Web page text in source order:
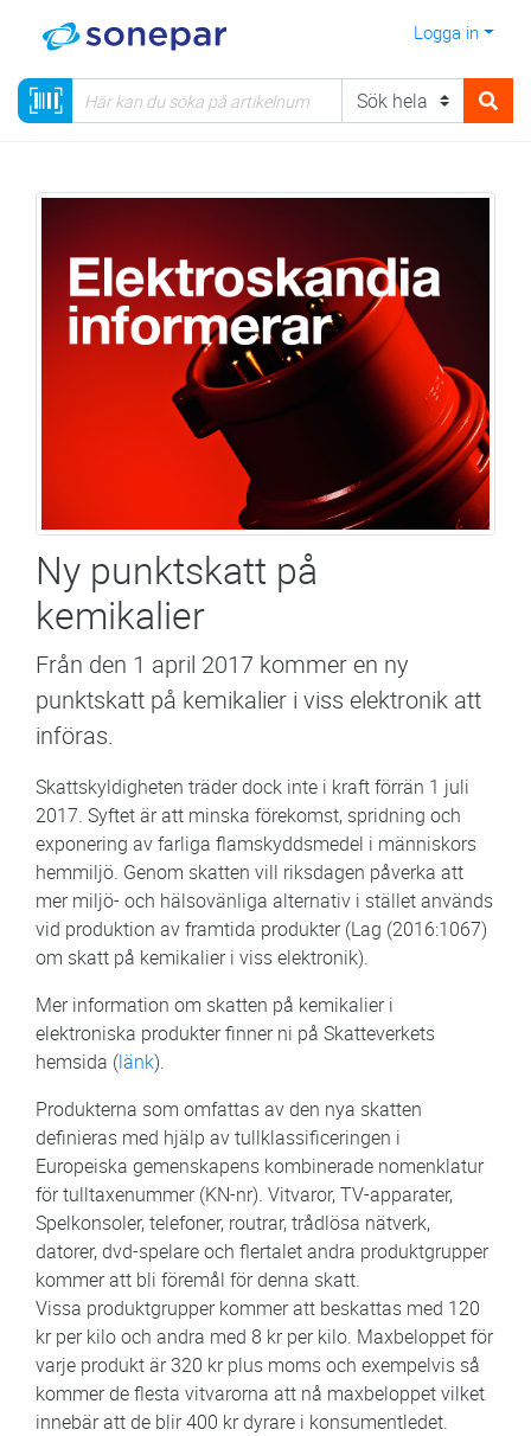
Logga in
Ny punktskatt på
kemikalier
Från den 1 april 2017 kommer en ny
punktskatt på kemikalier i viss elektronik att
införas.
Skattskyldigheten träder dock inte i kraft förrän 1 juli
2017. Syftet är att minska förekomst, spridning och
exponering av farliga flamskyddsmedel i människors
hemmiljö. Genom skatten vill riksdagen påverka att
mer miljö- och hälsovänliga alternativ i stället används
vid produktion av framtida produkter (Lag (2016:1067)
om skatt på kemikalier i viss elektronik).
Mer information om skatten på kemikalier i
elektroniska produkter finner ni på Skatteverkets
hemsida (länk).
Produkterna som omfattas av den nya skatten
definieras med hjälp av tullklassificeringen i
Europeiska gemenskapens kombinerade nomenklatur
för tulltaxenummer (KN-nr). Vitvaror, TV-apparater,
Spelkonsoler, telefoner, routrar, trådlösa nätverk,
datorer, dvd-spelare och flertalet andra produktgrupper
kommer att bli föremål för denna skatt.
Vissa produktgrupper kommer att beskattas med 120
kr per kilo och andra med 8 kr per kilo. Maxbeloppet för
varje produkt är 320 kr plus moms och exempelvis så
kommer de flesta vitvarorna att nå maxbeloppet vilket
innebär att de blir 400 kr dyrare i konsumentledet.